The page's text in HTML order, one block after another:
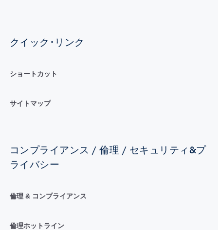
クイック･リンク
ショートカット
サイトマップ
コンプライアンス / 倫理 / セキュリティ&プ
ライバシー
倫理 & コンプライアンス
倫理ホットライン